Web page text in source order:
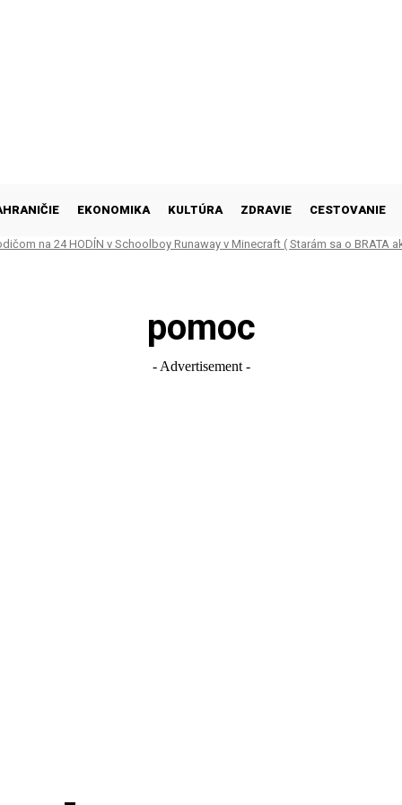
EKONOMIKA KULTÚRA ZDRAVIE CESTOVANIE
na 24 HODÍN v Schoolboy Runaway v Minecraft ( Starám sa o BRATA
pomoc
- Advertisement -